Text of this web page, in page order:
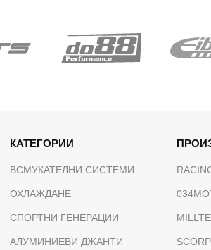
КАТЕГОРИИ
ВСМУКАТЕЛНИ СИСТЕМИ
ОХЛАЖДАНЕ
СПОРТНИ ГЕНЕРАЦИИ
АЛУМИНИЕВИ ДЖАНТИ